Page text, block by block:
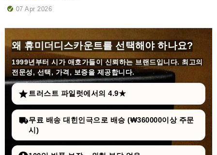
07 Apr 2026
왜 휴미더디스카운트를 선택해야 하나요?
1999년부터 시가 애호가들이 신뢰하는 브랜드입니다. 최고의
전문성, 선택, 가격, 보증을 제공합니다.
트러스트 파일럿에서의 4.9★
무료 배송 대힌인극으로 배승 (₩360000이상 주문
시)